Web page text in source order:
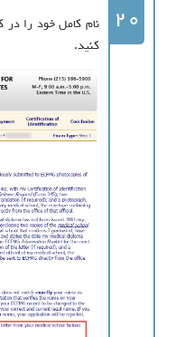
20
کنید.